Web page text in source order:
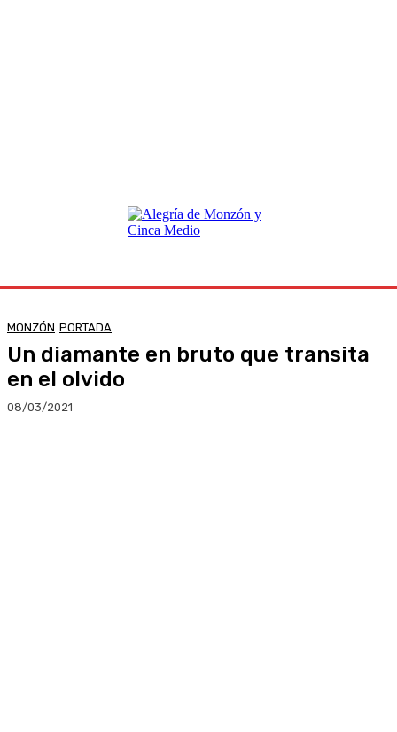
MONZÓN PORTADA
Un diamante en bruto que transita
en el olvido
08/03/2021